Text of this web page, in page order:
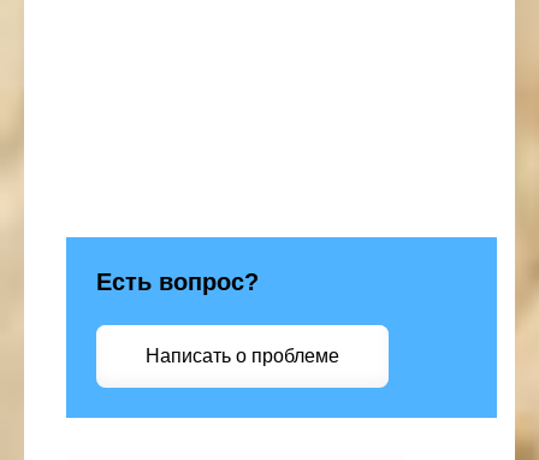
Есть вопрос?
Написать о проблеме